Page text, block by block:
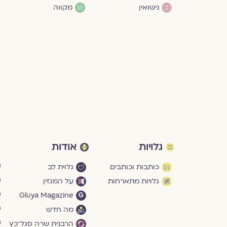
נישואין
מקווה
גלויות
כותבות וכותבים
גלויות מתארחות
אודות
גלוית לב
על המגזין
Gluya Magazine
מה חדש
הרבנית שרה סגל־כץ